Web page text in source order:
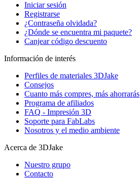
Iniciar sesión
Registrarse
¿Contraseña olvidada?
¿Dónde se encuentra mi paquete?
Canjear código descuento
Información de interés
Perfiles de materiales 3DJake
Consejos
Cuanto más compres, más ahorrarás
Programa de afiliados
FAQ - Impresión 3D
Soporte para FabLabs
Nosotros y el medio ambiente
Acerca de 3DJake
Nuestro grupo
Contacto